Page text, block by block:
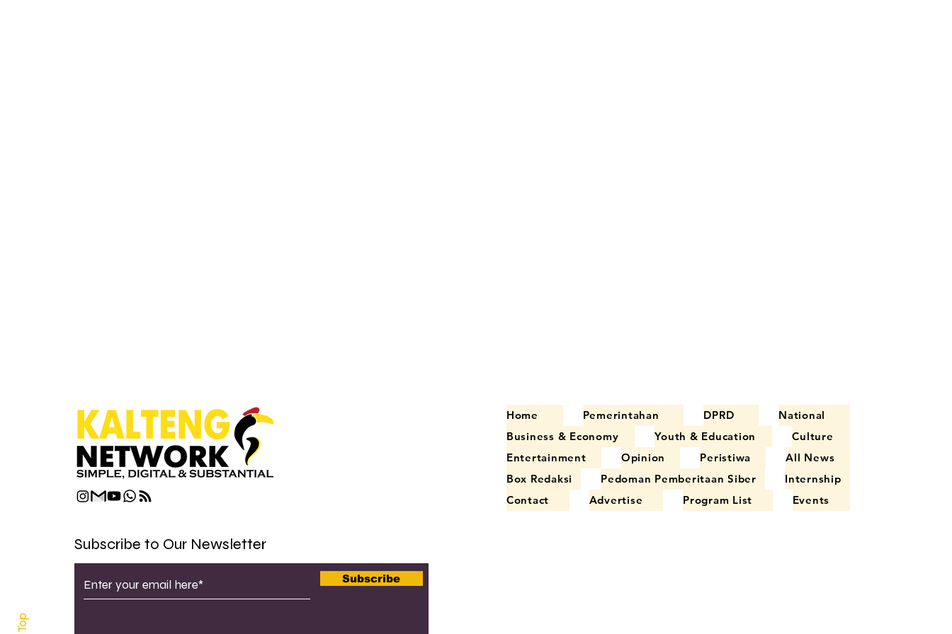
Subscribe to Our Newsletter
Subscribe
Home Pemerintahan DPRD
National
Business & Economy
Youth & Education
Culture
Entertainment
Opinion Peristiwa
All News
Box Redaksi
Pedoman Pemberitaan Siber
Internship
Contact
Advertise Program List Events